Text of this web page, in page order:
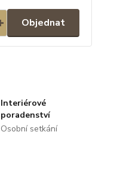
Objednat
Interiérové
poradenství
Osobní setkání